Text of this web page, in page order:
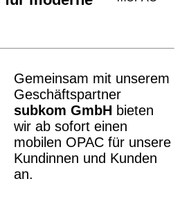
Gemeinsam mit unserem
Geschäftspartner
subkom GmbH bieten
wir ab sofort einen
mobilen OPAC für unsere
Kundinnen und Kunden
an.